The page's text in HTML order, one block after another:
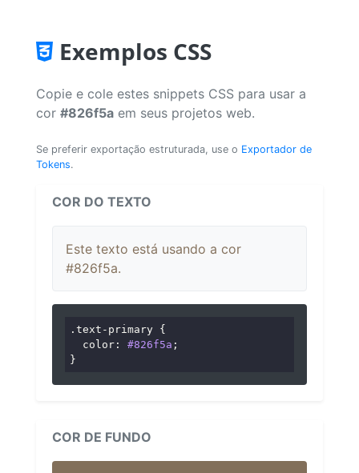
Exemplos CSS
Copie e cole estes snippets CSS para usar a
cor #826f5a em seus projetos web.
Se preferir exportação estruturada, use o Exportador de
Tokens.
COR DO TEXTO
Este texto está usando a cor
#826f5a.
.text-primary {
color : #826f5a ;
}
COR DE FUNDO